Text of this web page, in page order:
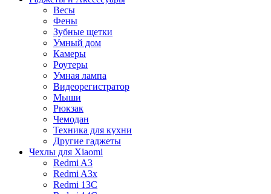
Весы
Фены
Зубные щетки
Умный дом
Камеры
Роутеры
Умная лампа
Видеорегистратор
Мыши
Рюкзак
Чемодан
Техника для кухни
Другие гаджеты
Чехлы для Xiaomi
Redmi A3
Redmi A3x
Redmi 13C